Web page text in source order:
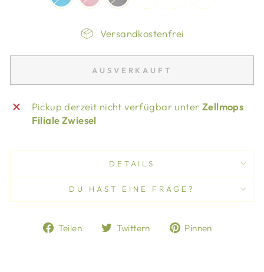
Versandkostenfrei
AUSVERKAUFT
Pickup derzeit nicht verfügbar unter Zellmops
Filiale Zwiesel
DETAILS
DU HAST EINE FRAGE?
Teilen
Auf
Twittern
Auf
Pinnen